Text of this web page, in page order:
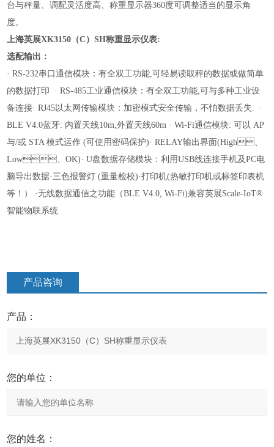
台与秤量、调配灵活度高、称重显示器360度可调整适当的显示角
度。
上海英展XK3150（C）SH称重显示仪表:
选配输出：
· RS-232串口通信模块：有全双工功能,可轻易读取秤的数据或做简单
的数据打印 · RS-485工业通信模块：有全双工功能,可与多种工业设
备连接· RJ45以太网传输模块：加密模式安全传输，不怕数据丢失. ·
BLE V4.0蓝牙: 内置天线10m,外置天线60m · Wi-Fi通信模块: 可以 AP
与/或 STA 模式运作 (可使用密码保护)· RELAY输出界面(High、
Low、OK)· U盘数据存储模块：利用USB线连接手机及PC电
脑导出数据·三色报警灯 (重量检校)·打印机(热敏打印机或标签印表机
等！）
·无线数据通信之功能（BLE V4.0, Wi-Fi)兼容英展Scale-IoT®
智能物联系统
产品咨询
产品：
您的单位：
您的姓名：